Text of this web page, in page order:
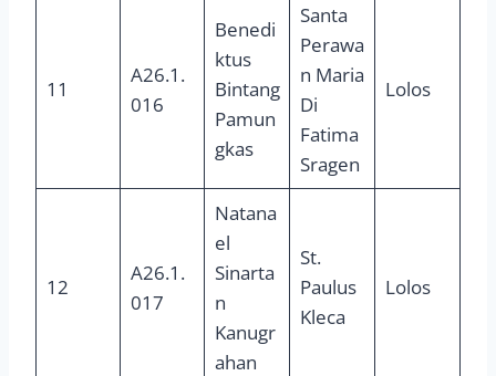
11
A26.1.
016
Benedi
ktus
Bintang
Pamun
gkas
Santa
Perawa
n Maria
Di
Fatima
Sragen
Lolos
12
A26.1.
017
Natana
el
Sinarta
n
Kanugr
ahan
St.
Paulus
Kleca
Lolos